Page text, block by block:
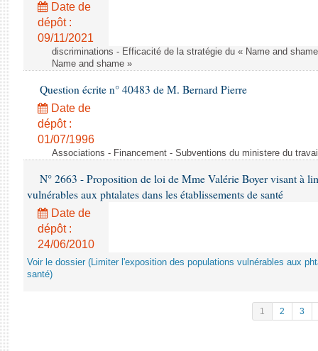
Date de
dépôt :
09/11/2021
discriminations - Efficacité de la stratégie du « Name and
Name and shame »
Question écrite n° 40483 de M. Bernard Pierre
Date de
dépôt :
01/07/1996
Associations - Financement - Subventions du ministere du
N° 2663 - Proposition de loi de Mme Valérie Boyer visant à
vulnérables aux phtalates dans les établissements de santé
Date de
dépôt :
24/06/2010
Voir le dossier (Limiter l'exposition des populations vulnérables aux
santé)
1 2 3